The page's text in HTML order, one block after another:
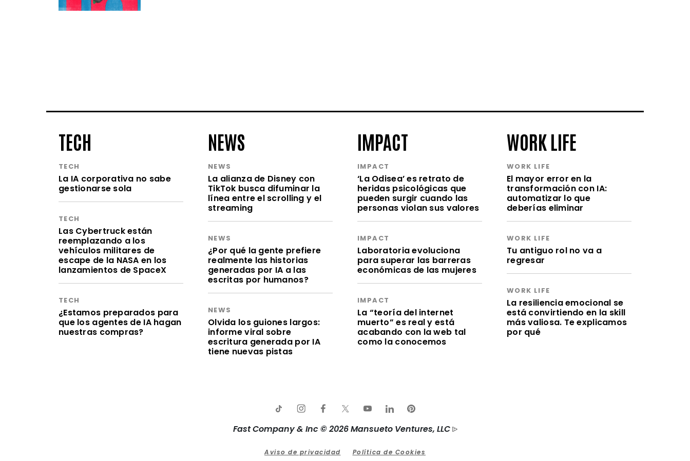
TECH
TECH
La IA corporativa no sabe
gestionarse sola
TECH
Las Cybertruck están
reemplazando a los
vehículos militares de
escape de la NASA en los
lanzamientos de SpaceX
TECH
¿Estamos preparados para
que los agentes de IA hagan
nuestras compras?
NEWS
NEWS
La alianza de Disney con
TikTok busca difuminar la
línea entre el scrolling y el
streaming
NEWS
¿Por qué la gente prefiere
realmente las historias
generadas por IA a las
escritas por humanos?
NEWS
Olvida los guiones largos:
informe viral sobre
escritura generada por IA
tiene nuevas pistas
IMPACT
IMPACT
‘La Odisea’ es retrato de
heridas psicológicas que
pueden surgir cuando las
personas violan sus valores
IMPACT
Laboratoria evoluciona
para superar las barreras
económicas de las mujeres
IMPACT
La “teoría del internet
muerto” es real y está
acabando con la web tal
como la conocemos
WORK LIFE
WORK LIFE
El mayor error en la
transformación con IA:
automatizar lo que
deberías eliminar
WORK LIFE
Tu antiguo rol no va a
regresar
WORK LIFE
La resiliencia emocional se
está convirtiendo en la skill
más valiosa. Te explicamos
por qué
Fast Company & Inc © 2026 Mansueto Ventures, LLC
Aviso de privacidad Política de Cookies